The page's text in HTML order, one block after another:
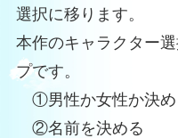
選択に移ります。
本作のキャラクター
プです。
①男性か女性か決め
②名前を決める